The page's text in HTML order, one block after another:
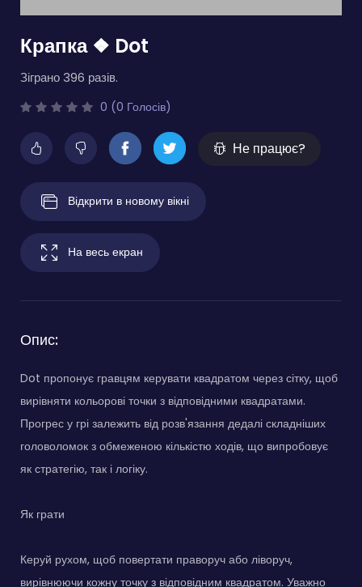
Крапка ❖ Dot
Зіграно 396 разів.
0 (0 Голосів)
Не працює?
Відкрити в новому вікні
На весь екран
Опис:
Dot пропонує гравцям керувати квадратом через сітку, щоб
вирівняти кольорові точки з відповідними квадратами.
Прогрес у грі залежить від розв'язання дедалі складніших
головоломок з обмеженою кількістю ходів, що випробовує
як стратегію, так і логіку.
Як грати
Керуй рухом, щоб повертати праворуч або ліворуч,
вирівнюючи кожну точку з відповідним квадратом. Уважно